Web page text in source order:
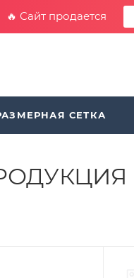
🔥 Сайт продается
СЕТКА